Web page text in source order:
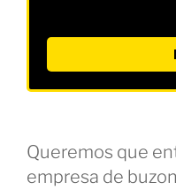
Queremos que
empresa de